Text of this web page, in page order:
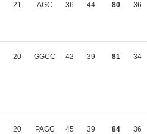
21 AGC 36 44 80 36
20 GGCC 42 39 81 34
20 PAGC 45 39 84 36